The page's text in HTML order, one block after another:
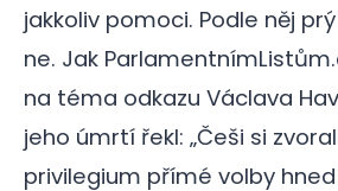
jakkoliv pomoci. Podle něj
ne. Jak
na téma odkazu Václava
jeho úmrtí řekl: „Češi si
privilegium přímé volby